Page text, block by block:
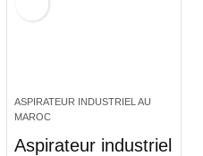
ASPIRATEUR INDUSTRIEL AU
MAROC
Aspirateur industriel